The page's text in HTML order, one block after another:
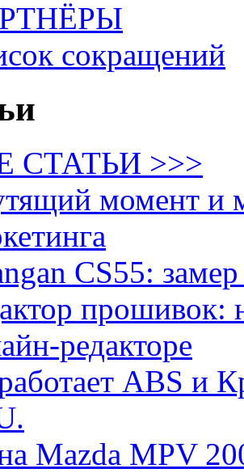
сокращений
СТАТЬИ >>>
момент и
CS55:
прошивок:
редакторе
ABS и
Mazda MPV